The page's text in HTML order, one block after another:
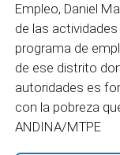
Empleo, Daniel
de las
programa de
de ese distrito
autoridades es
con la pobreza
ANDINA/MTPE